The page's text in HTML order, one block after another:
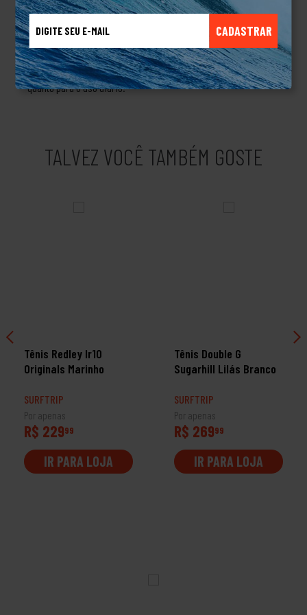
CADASTRAR
Detalhe Refletivo Furta Cor: Visual único e maior visibilidade em
sessões noturnas. Detalhes Exclusivos: Bordado da marca
exclusivo, elevando o design e acabamento do modelo.Tênis
Tesla Hertz Black Purple é o tênis perfeito para quem quer unir
estilo, resistência e performance, ideal tanto para o skate
quanto para o uso diário.
TALVEZ VOCÊ TAMBÉM GOSTE
Tênis Redley Ir10
Originals Marinho
SURFTRIP
Por apenas
R$ 22999
IR PARA LOJA
Tênis Double G
Sugarhill Lilás Branco
SURFTRIP
Por apenas
R$ 26999
IR PARA LOJA